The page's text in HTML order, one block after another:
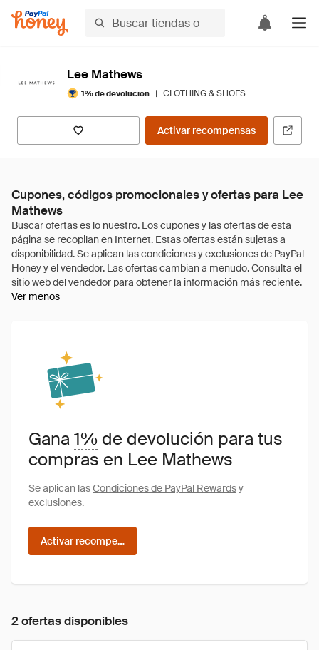
Lee Mathews
1% de devolución | CLOTHING & SHOES
Activar recompensas
Cupones, códigos promocionales y ofertas para Lee
Mathews
Ver menos
Gana1% de devolución para tus
compras en Lee Mathews
Se aplican lasCondiciones de PayPal Rewardsy
exclusiones.
Activar recompensas
2 ofertas disponibles